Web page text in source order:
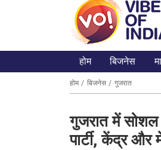
होम बिजनेस
होम बिजनेस गुजरात
गुजरात में सोशल
पार्टी, केंद्र और